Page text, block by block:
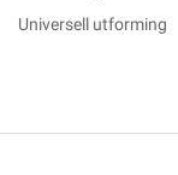
Universell utforming